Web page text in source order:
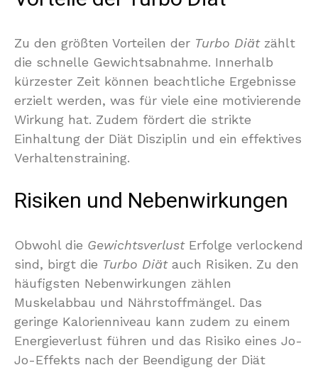
Zu den größten Vorteilen der Turbo Diätzählt
die schnelle Gewichtsabnahme. Innerhalb
kürzester Zeit können beachtliche Ergebnisse
erzielt werden, was für viele eine motivierende
Wirkung hat. Zudem fördert die strikte
Einhaltung der Diät Disziplin und ein effektives
Verhaltenstraining.
Risiken und Nebenwirkungen
Obwohl die GewichtsverlustErfolge verlockend
sind, birgt die Turbo Diätauch Risiken. Zu den
häufigsten Nebenwirkungen zählen
Muskelabbau und Nährstoffmängel. Das
geringe Kalorienniveau kann zudem zu einem
Energieverlust führen und das Risiko eines Jo-
Jo-Effekts nach der Beendigung der Diät